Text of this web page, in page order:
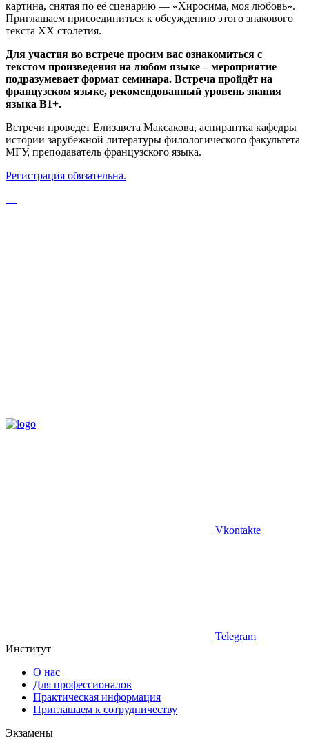
картина, снятая по её сценарию — «Хиросима, моя любовь».
Приглашаем присоединиться к обсуждению этого знакового
текста ХХ столетия.
Для участия во встрече просим вас ознакомиться с
текстом произведения на любом языке – мероприятие
подразумевает формат семинара. Встреча пройдёт на
французском языке, рекомендованный уровень знания
языка В1+.
Встречи проведет Елизавета Максакова, аспирантка кафедры
истории зарубежной литературы филологического факультета
МГУ, преподаватель французского языка.
Регистрация обязательна.
Vkontakte
Telegram
Институт
О нас
Для профессионалов
Практическая информация
Приглашаем к сотрудничеству
Экзамены